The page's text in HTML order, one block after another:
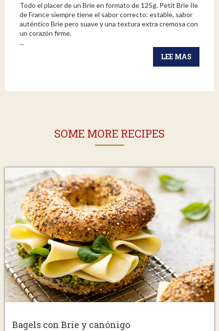
Todo el placer de un Brie en formato de 125g. Petit Brie Ile
de France siempre tiene el sabor correcto: estable, sabor
auténtico Brie pero suave y una textura extra cremosa con
un corazón firme.
...
LEE MAS
SOME MORE RECIPES
Bagels con Brie y canónigo